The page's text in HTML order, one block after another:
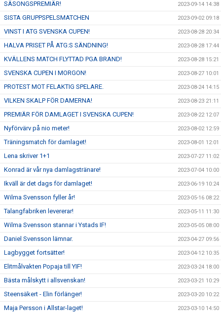
SÄSONGSPREMIÄR! 2023-09-14 14:38
SISTA GRUPPSPELSMATCHEN 2023-09-02 09:18
VINST I ATG SVENSKA CUPEN! 2023-08-28 20:34
HALVA PRISET PÅ ATG:S SÄNDNING! 2023-08-28 17:44
KVÄLLENS MATCH FLYTTAD PGA BRAND! 2023-08-28 15:21
SVENSKA CUPEN I MORGON! 2023-08-27 10:01
PROTEST MOT FELAKTIG SPELARE. 2023-08-24 14:15
VILKEN SKALP FÖR DAMERNA! 2023-08-23 21:11
PREMIÄR FÖR DAMLAGET I SVENSKA CUPEN! 2023-08-22 12:07
Nyförvärv på nio meter! 2023-08-02 12:59
Träningsmatch för damlaget! 2023-08-01 12:01
Lena skriver 1+1 2023-07-27 11:02
Konrad är vår nya damlagstränare! 2023-07-04 10:00
Ikväll är det dags för damlaget! 2023-06-19 10:24
Wilma Svensson fyller år! 2023-05-16 08:22
Talangfabriken levererar! 2023-05-11 11:30
Wilma Svensson stannar i Ystads IF! 2023-05-05 08:00
Daniel Svensson lämnar. 2023-04-27 09:56
Lagbygget fortsätter! 2023-04-12 10:35
Elitmålvakten Popaja till YIF! 2023-03-24 18:00
Bästa målskytt i allsvenskan! 2023-03-21 10:29
Steensäkert - Elin förlänger! 2023-03-20 10:22
Maja Persson i Allstar-laget! 2023-03-10 14:50